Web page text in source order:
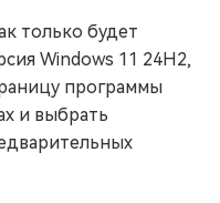
только будет
Windows 11 24H2,
программы
и выбрать